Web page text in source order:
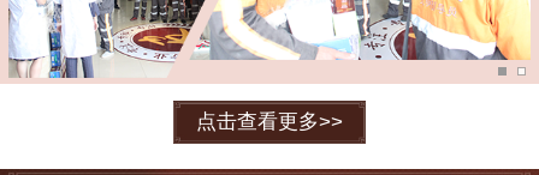
点击查看更多>>